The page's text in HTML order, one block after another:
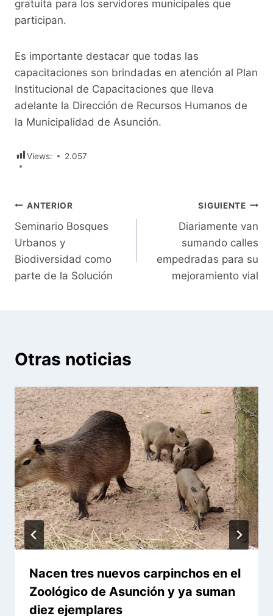
gratuita para los servidores municipales que
participan.
Es importante destacar que todas las
capacitaciones son brindadas en atención al Plan
Institucional de Capacitaciones que lleva
adelante la Dirección de Recursos Humanos de
la Municipalidad de Asunción.
Views: 2.057
Navegación
de
entradas
ANTERIOR
Seminario Bosques
Urbanos y
Biodiversidad como
parte de la Solución
SIGUIENTE
Diariamente van
sumando calles
empedradas para su
mejoramiento vial
Otras noticias
Nacen tres nuevos carpinchos en el
Zoológico de Asunción y ya suman
diez ejemplares